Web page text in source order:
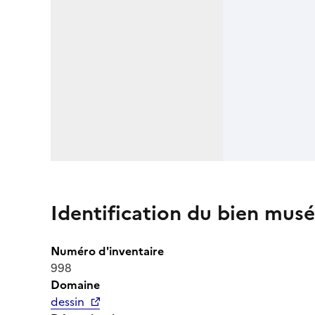
Identification du bien
Numéro d'inventaire
998
Domaine
dessin